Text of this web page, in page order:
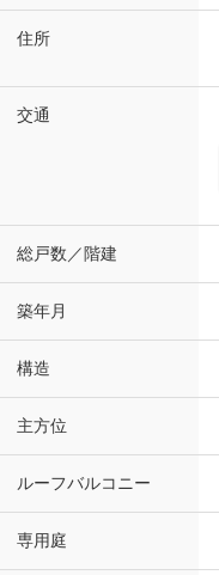
住所
交通
総戸数／階建
築年月
構造
主方位
ルーフバルコニー
専用庭